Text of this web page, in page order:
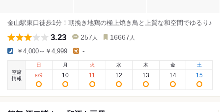
金山駅東口徒歩1分！朝挽き地鶏の極上焼き鳥と上質な和空間でゆるり♪
3.23 257 人 16667 人
￥4,000～￥4,999 -
空席
情報
日
8/9
月
10
火
11
水
12
木
13
金
14
土
15